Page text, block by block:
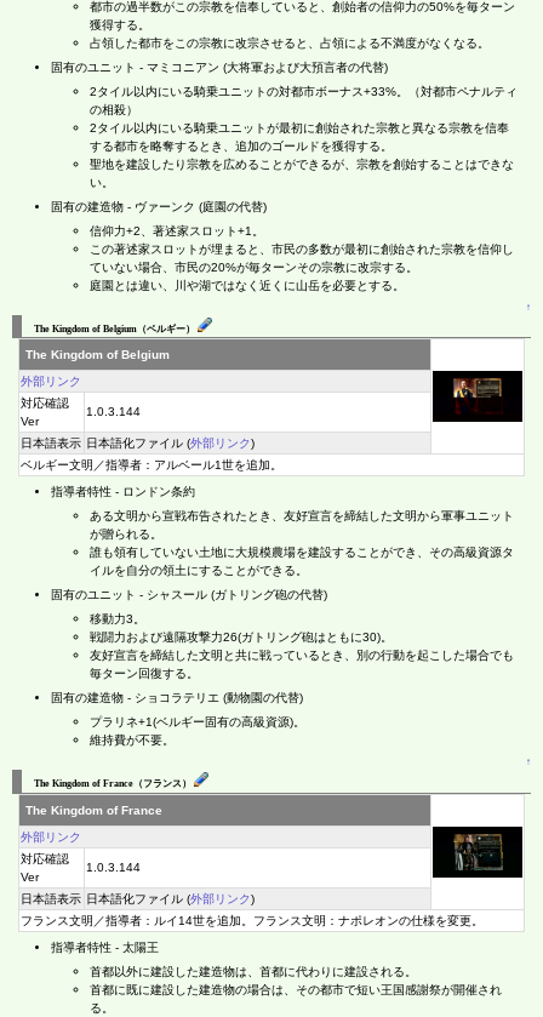
都市の過半数がこの宗教を信奉していると、創始者の信仰力の50%を毎ターン
獲得する。
占領した都市をこの宗教に改宗させると、占領による不満度がなくなる。
固有のユニット - マミコニアン (大将軍および大預言者の代替)
2タイル以内にいる騎乗ユニットの対都市ボーナス+33%。（対都市ペナルティ
の相殺）
2タイル以内にいる騎乗ユニットが最初に創始された宗教と異なる宗教を信奉
する都市を略奪するとき、追加のゴールドを獲得する。
聖地を建設したり宗教を広めることができるが、宗教を創始することはできな
い。
固有の建造物 - ヴァーンク (庭園の代替)
信仰力+2、著述家スロット+1。
この著述家スロットが埋まると、市民の多数が最初に創始された宗教を信仰し
ていない場合、市民の20%が毎ターンその宗教に改宗する。
庭園とは違い、川や湖ではなく近くに山岳を必要とする。
↑
The Kingdom of Belgium（ベルギー）
The Kingdom of Belgium
外部リンク
対応確認
Ver
1.0.3.144
日本語表示 日本語化ファイル (外部リンク)
ベルギー文明／指導者：アルベール1世を追加。
指導者特性 - ロンドン条約
ある文明から宣戦布告されたとき、友好宣言を締結した文明から軍事ユニット
が贈られる。
誰も領有していない土地に大規模農場を建設することができ、その高級資源タ
イルを自分の領土にすることができる。
固有のユニット - シャスール (ガトリング砲の代替)
移動力3。
戦闘力および遠隔攻撃力26(ガトリング砲はともに30)。
友好宣言を締結した文明と共に戦っているとき、別の行動を起こした場合でも
毎ターン回復する。
固有の建造物 - ショコラテリエ (動物園の代替)
プラリネ+1(ベルギー固有の高級資源)。
維持費が不要。
↑
The Kingdom of France（フランス）
The Kingdom of France
外部リンク
対応確認
Ver
1.0.3.144
日本語表示 日本語化ファイル (外部リンク)
フランス文明／指導者：ルイ14世を追加。フランス文明：ナポレオンの仕様を変更。
指導者特性 - 太陽王
首都以外に建設した建造物は、首都に代わりに建設される。
首都に既に建設した建造物の場合は、その都市で短い王国感謝祭が開催され
る。